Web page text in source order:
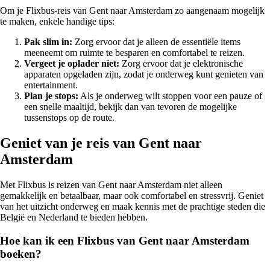
Om je Flixbus-reis van Gent naar Amsterdam zo aangenaam mogelijk
te maken, enkele handige tips:
Pak slim in: Zorg ervoor dat je alleen de essentiële items
meeneemt om ruimte te besparen en comfortabel te reizen.
Vergeet je oplader niet: Zorg ervoor dat je elektronische
apparaten opgeladen zijn, zodat je onderweg kunt genieten van
entertainment.
Plan je stops: Als je onderweg wilt stoppen voor een pauze of
een snelle maaltijd, bekijk dan van tevoren de mogelijke
tussenstops op de route.
Geniet van je reis van Gent naar
Amsterdam
Met Flixbus is reizen van Gent naar Amsterdam niet alleen
gemakkelijk en betaalbaar, maar ook comfortabel en stressvrij. Geniet
van het uitzicht onderweg en maak kennis met de prachtige steden die
België en Nederland te bieden hebben.
Hoe kan ik een Flixbus van Gent naar Amsterdam
boeken?